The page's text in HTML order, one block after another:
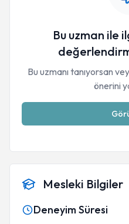
Bu uzman ile
Bu uzmanı tanıyorsan
önerini
Mesleki Bilgiler
Deneyim Süresi